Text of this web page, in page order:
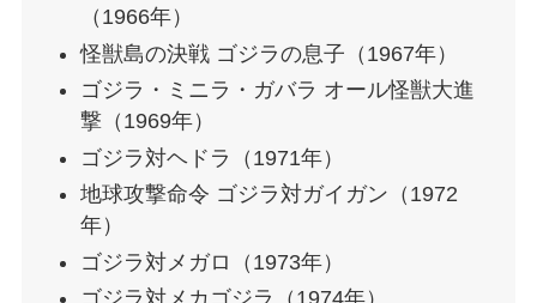
（1966年）
怪獣島の決戦 ゴジラの息子（1967年）
ゴジラ・ミニラ・ガバラ オール怪獣大進
撃（1969年）
ゴジラ対ヘドラ（1971年）
地球攻撃命令 ゴジラ対ガイガン（1972
年）
ゴジラ対メガロ（1973年）